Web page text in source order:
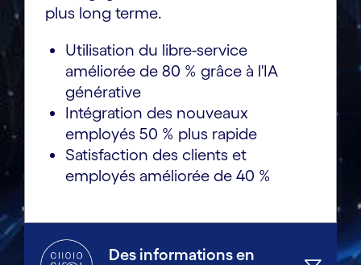
plus long terme.
Utilisation du libre-service
améliorée de 80 % grâce à l'IA
générative
Intégration des nouveaux
employés 50 % plus rapide
Satisfaction des clients et
employés améliorée de 40 %
Des informations en